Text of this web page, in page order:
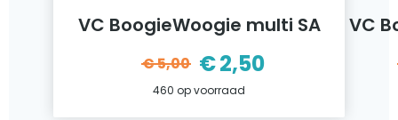
VC BoogieWoogie multi SA
€5,00
Oorspronkelijke
prijs
€2,50
Huidige
prijs
460 op voorraad
VC